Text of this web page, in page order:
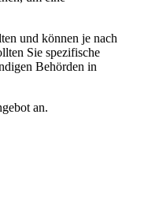
und können je nach
Sie spezifische
Behörden in
an.